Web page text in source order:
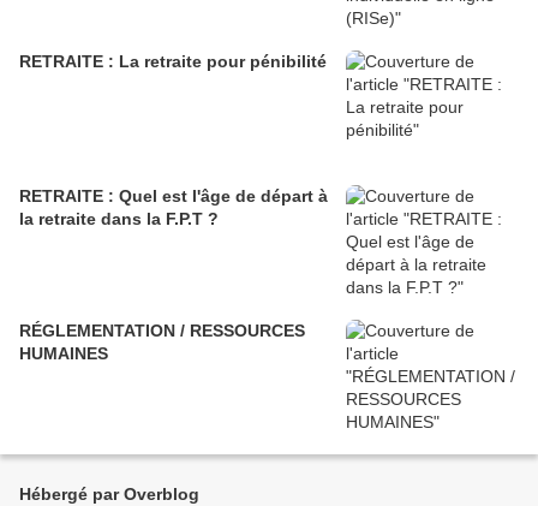
RETRAITE : La retraite pour pénibilité
RETRAITE : Quel est l'âge de départ à
la retraite dans la F.P.T ?
RÉGLEMENTATION / RESSOURCES
HUMAINES
Hébergé par Overblog